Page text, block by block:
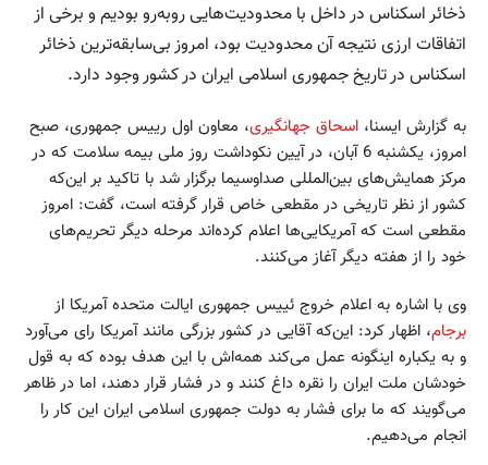
ذخائر اسکناس در داخل با محدودیت‌هایی روبه‌رو بودیم و برخی از
اتفاقات ارزی نتیجه آن محدودیت بود، امروز بی‌سابقه‌ترین ذخائر
اسکناس در تاریخ جمهوری اسلامی ایران در کشور وجود دارد.
به گزارش ایسنا، اسحاق جهانگیری، معاون اول رییس جمهوری، صبح
امروز، یکشنبه 6 آبان، در آیین نکوداشت روز ملی بیمه سلامت که در
مرکز همایش‌های بین‌المللی صداوسیما برگزار شد با تاکید بر این‌که
کشور از نظر تاریخی در مقطعی خاص قرار گرفته است، گفت: امروز
مقطعی است که آمریکایی‌ها اعلام کرده‌اند مرحله دیگر تحریم‌های
خود را از هفته دیگر آغاز می‌کنند.
وی با اشاره به اعلام خروج ئییس جمهوری ایالت متحده آمریکا از
برجام، اظهار کرد: این‌که آقایی در کشور بزرگی مانند آمریکا رای می‌آورد
و به یکباره اینگونه عمل می‌کند همه‌اش با این هدف بوده که به قول
خودشان ملت ایران را نقره داغ کنند و در فشار قرار دهند، اما در ظاهر
می‌گویند که ما برای فشار به دولت جمهوری اسلامی ایران این کار را
انجام می‌دهیم.